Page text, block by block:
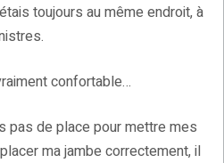
toujours au même endroit, à
confortable…
pas de place pour mettre mes
ma jambe correctement, il